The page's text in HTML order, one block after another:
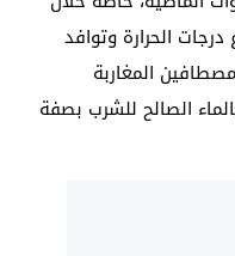
الحرارة وتوافد
المغاربة
الصالح للشرب بصفة